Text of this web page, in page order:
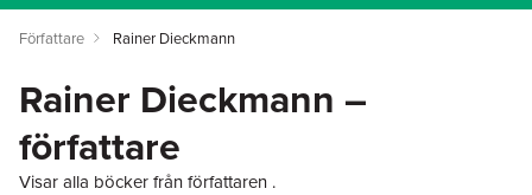
Författare Rainer Dieckmann
Rainer Dieckmann –
författare
Visar alla böcker från författaren .